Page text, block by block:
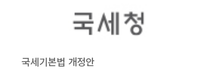
국세기본법 개정안